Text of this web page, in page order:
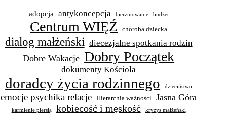
adopcja antykoncepcja bierzmowanie budżet
Centrum WIĘŹ choroba dziecka
dialog małżeński diecezjalne spotkania rodzin
Dobre Wakacje Dobry Początek
dokumenty Kościoła
doradcy życia rodzinnego dzieciństwo
emocje psychika relacje Hierarchia ważności Jasna Góra
karmienie piersią kobiecość i męskość kryzys małżeński